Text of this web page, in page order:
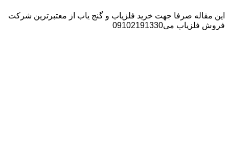
این مقاله صرفا جهت خرید فلزیاب و گنج یاب از معتبرترین شرکت
فروش فلزیاب می09102191330